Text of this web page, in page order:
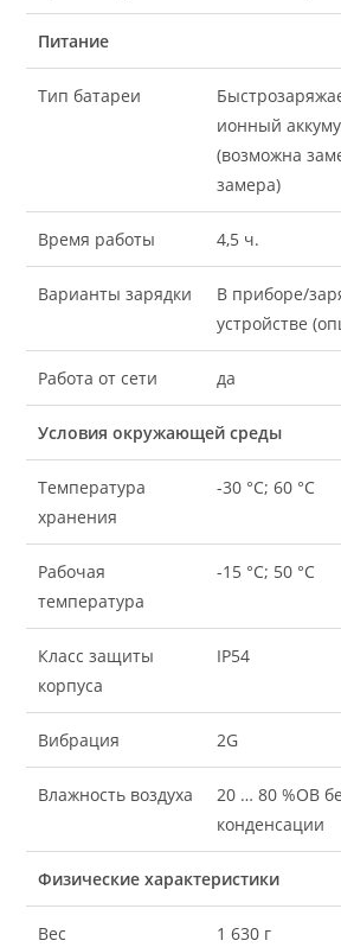
Питание
Тип батареи
ионный
(возможна
замера)
Время работы 4,5 ч.
Варианты зарядки
В приборе/
устройстве
Работа от сети да
Условия окружающей среды
Температура
хранения
-30 °C; 60 °C
Рабочая
температура
-15 °C; 50 °C
Класс защиты
корпуса
IP54
Вибрация 2G
Влажность воздуха
20 … 80 %ОВ
конденсации
Физические характеристики
Вес 1 630 г